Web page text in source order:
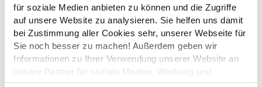
für soziale Medien anbieten zu können und die Zugriffe
auf unsere Website zu analysieren. Sie helfen uns damit
bei Zustimmung aller Cookies sehr, unserer Webseite für
Sie noch besser zu machen! Außerdem geben wir
Informationen zu Ihrer Verwendung unserer Website an
unsere Partner für soziale Medien, Werbung und
Analysen weiter. Unsere Partner führen diese
eBikes bieten wir Werkstattleistungen
zum Festpreis an. Zudem erhalten
Sie auf Wunsch ein Leih-eBike
während der Servicezeit.